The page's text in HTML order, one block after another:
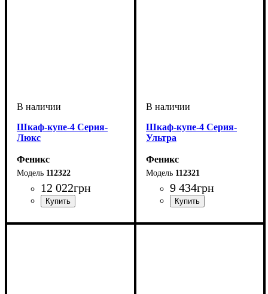
Шкаф-купе-4 Серия-
Люкс
Феникс
112322
12 022грн
Шкаф-купе-4 Серия-
Ультра
Феникс
112321
9 434грн